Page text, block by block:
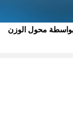
محول الوزن